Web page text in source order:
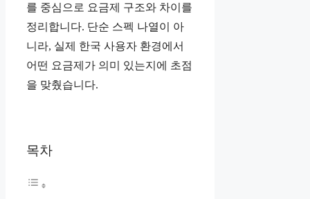
를 중심으로 요금제 구조와 차이를
정리합니다. 단순 스펙 나열이 아
니라, 실제 한국 사용자 환경에서
어떤 요금제가 의미 있는지에 초점
을 맞췄습니다.
목차